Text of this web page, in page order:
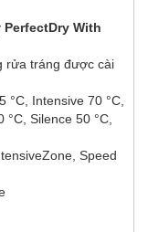
PerfectDry With
rửa tráng được cài
Intensive 70 °C,
Silence 50 °C,
Speed